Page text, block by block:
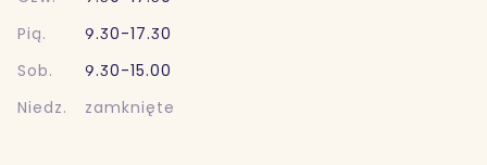
Pią.
9.30-17.30
Sob.
9.30-15.00
Niedz.
zamknięte